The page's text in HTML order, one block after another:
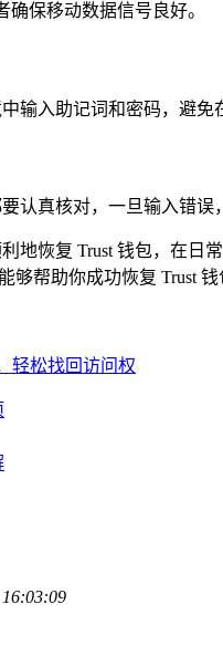
保移动数据信号良好。
输入助记词和密码，避
认真核对，一旦输入错
地恢复 Trust 钱包，在
帮助你成功恢复 Trust
轻松找回访问权